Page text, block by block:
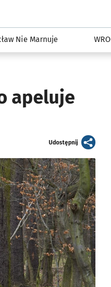
Nie Marnuje
apeluje
Udostępnijartykuł